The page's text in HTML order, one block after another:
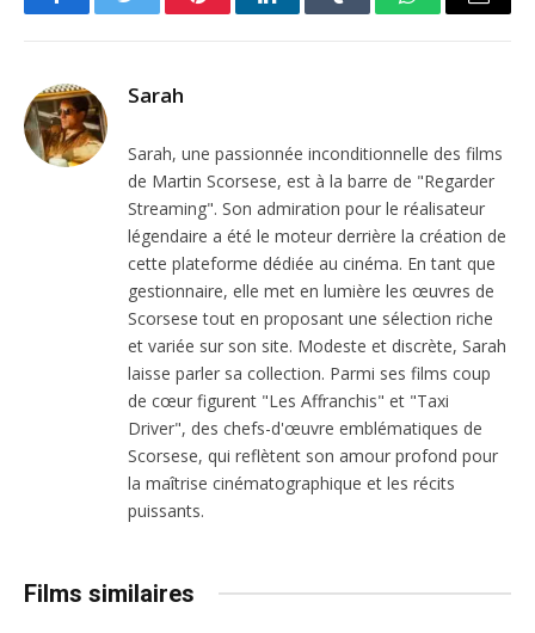
FacebookTwitter PinterestLinkedInTumblr WhatsAppEmail
Sarah
Sarah, une passionnée inconditionnelle des films
de Martin Scorsese, est à la barre de "Regarder
Streaming". Son admiration pour le réalisateur
légendaire a été le moteur derrière la création de
cette plateforme dédiée au cinéma. En tant que
gestionnaire, elle met en lumière les œuvres de
Scorsese tout en proposant une sélection riche
et variée sur son site. Modeste et discrète, Sarah
laisse parler sa collection. Parmi ses films coup
de cœur figurent "Les Affranchis" et "Taxi
Driver", des chefs-d'œuvre emblématiques de
Scorsese, qui reflètent son amour profond pour
la maîtrise cinématographique et les récits
puissants.
Films similaires